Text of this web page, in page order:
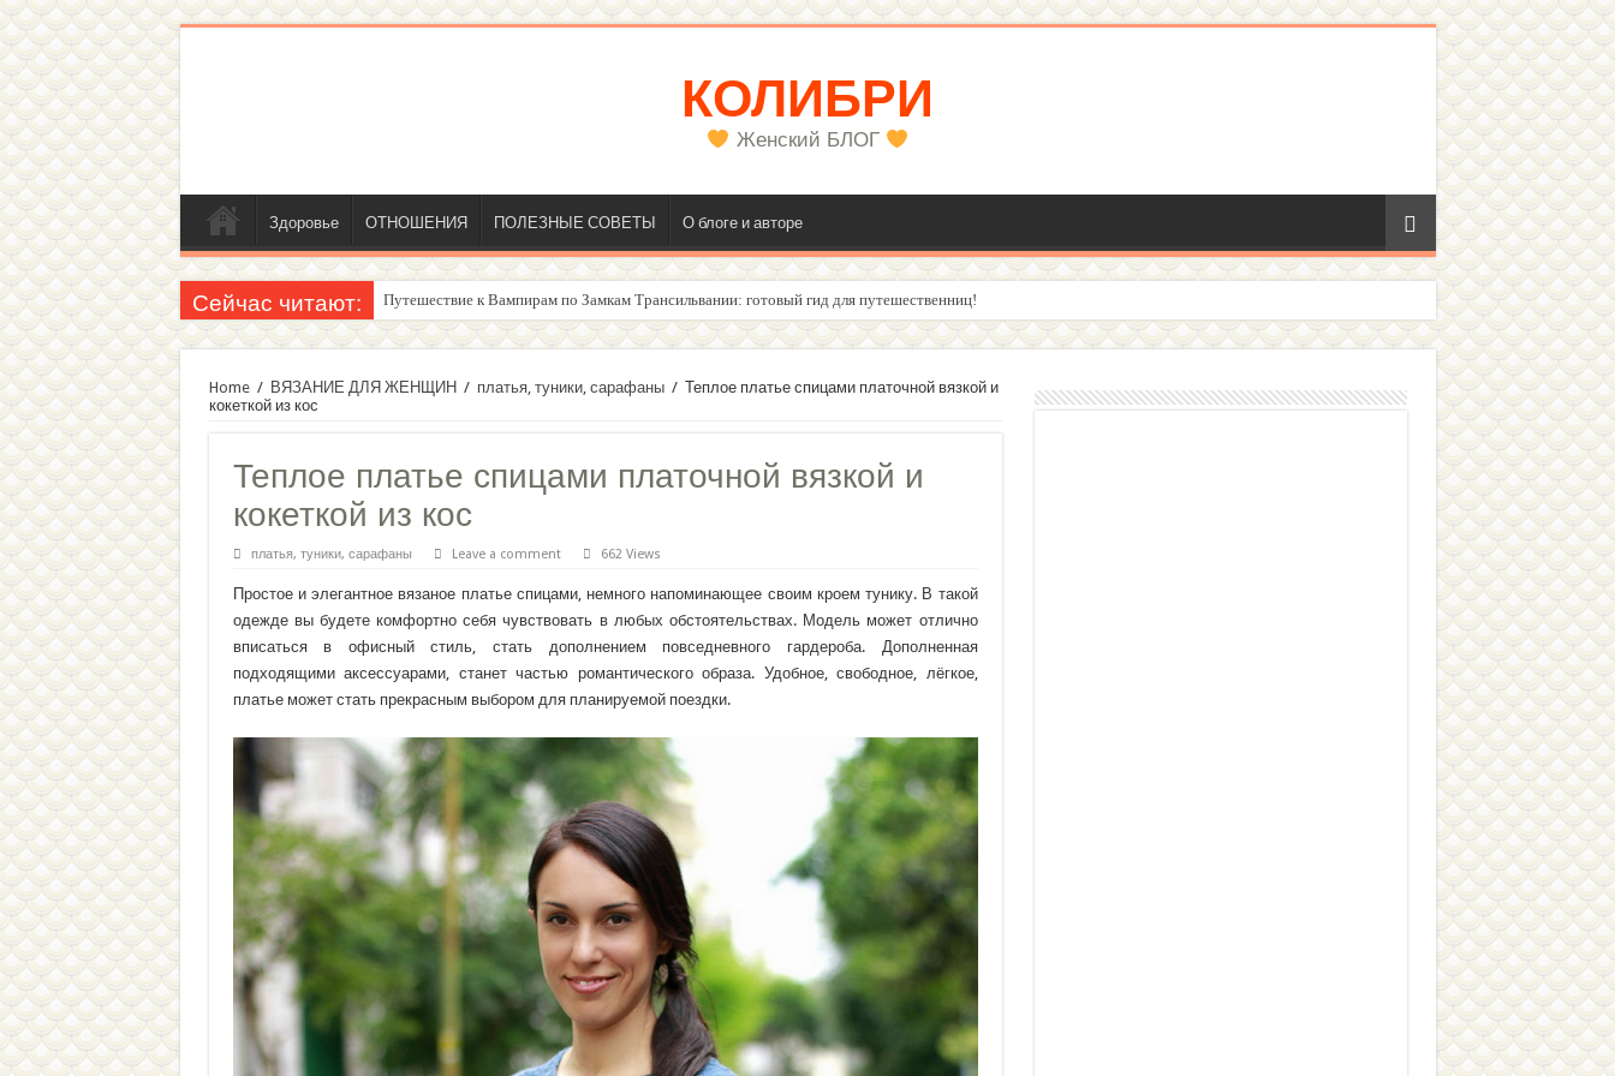
КОЛИБРИ
Женский БЛОГ
Здоровье ОТНОШЕНИЯ ПОЛЕЗНЫЕ СОВЕТЫ О блоге и авторе
Сейчас читают: Женский внутренний голос
Home / ВЯЗАНИЕ ДЛЯ ЖЕНЩИН / платья, туники, сарафаны / Теплое платье спицами платочной вязкой и
кокеткой из кос
Теплое платье спицами платочной вязкой и
кокеткой из кос
платья, туники, сарафаны Leave a comment 662 Views
Простое и элегантное вязаное платье спицами, немного напоминающее своим кроем тунику. В такой
одежде вы будете комфортно себя чувствовать в любых обстоятельствах. Модель может отлично
вписаться в офисный стиль, стать дополнением повседневного гардероба. Дополненная
подходящими аксессуарами, станет частью романтического образа. Удобное, свободное, лёгкое,
платье может стать прекрасным выбором для планируемой поездки.